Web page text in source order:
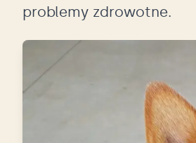
problemy zdrowotne.